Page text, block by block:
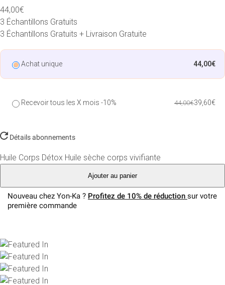
44,00€
3 Échantillons Gratuits
3 Échantillons Gratuits + Livraison Gratuite
Achat unique 44,00€
Recevoir tous les X mois -10% 44,00€39,60€
Détails abonnements
Huile Corps Détox Huile sèche corps vivifiante
Ajouter au panier
Nouveau chez Yon-Ka ? Profitez de 10% de réduction sur votre
première commande